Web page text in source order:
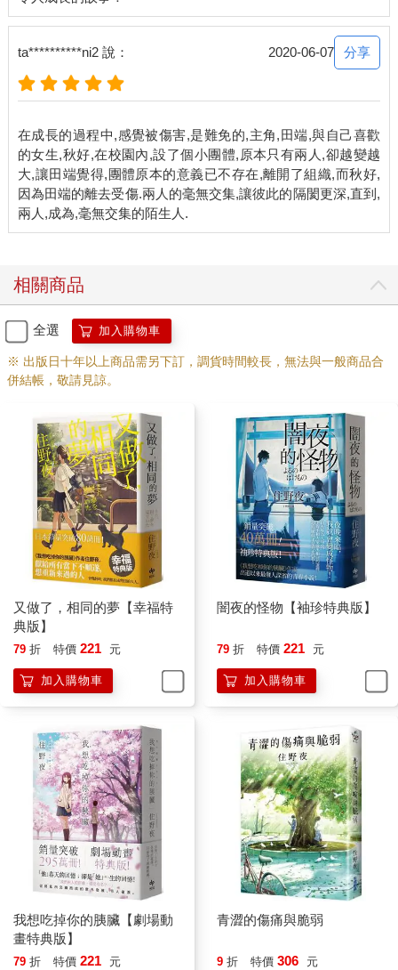
ta**********ni2 說： 2020-06-07 分享
在成長的過程中,感覺被傷害,是難免的,主角,田端,與自己喜歡
的女生,秋好,在校園內,設了個小團體,原本只有兩人,卻越變越
大,讓田端覺得,團體原本的意義已不存在,離開了組織,而秋好,
因為田端的離去受傷.兩人的毫無交集,讓彼此的隔閡更深,直到,
相關商品
全選 加入購物車
※ 出版日十年以上商品需另下訂，調貨時間較長，無法與一般商品合
併結帳，敬請見諒。
又做了，相同的夢【幸福特
典版】
79 折 特價 221 元
加入購物車
闇夜的怪物【袖珍特典版】
79 折 特價 221 元
加入購物車
我想吃掉你的胰臟【劇場動
畫特典版】
79 折 特價 221 元
青澀的傷痛與脆弱
9 折 特價 306 元